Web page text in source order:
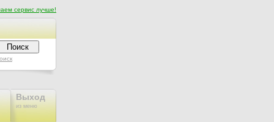
сервис лучше!
Выход
из меню